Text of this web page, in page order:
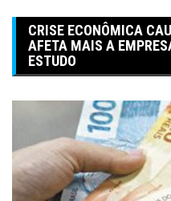
CRISE ECONÔMICA
AFETA MAIS A
ESTUDO